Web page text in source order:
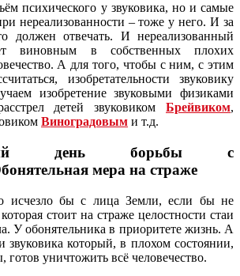
психического у звуковика, но и самые
нереализованности – тоже у него. И за
должен отвечать. И нереализованный
виновным в собственных плохих
А для того, чтобы с ним, с этим
изобретательности звуковику
изобретение звуковыми физиками
детей звуковиком Брейвиком,
Виноградовым и т.д.
день борьбы с
мера на страже
исчезло бы с лица Земли, если бы не
стоит на страже целостности стаи
У обонятельника в приоритете жизнь. А
звуковика который, в плохом состоянии,
готов уничтожить всё человечество.